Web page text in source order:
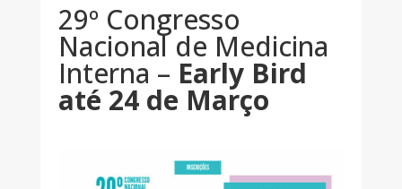
29º Congresso
Nacional de Medicina
Interna – Early Bird
até 24 de Março